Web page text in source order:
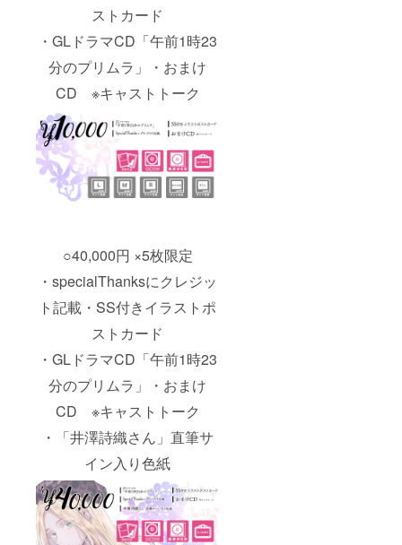
ストカード
・GLドラマCD「午前1時23
分のプリムラ」・おまけ
CD ※キャストトーク
○40,000円 ×5枚限定
・specialThanksにクレジッ
ト記載・SS付きイラストポ
ストカード
・GLドラマCD「午前1時23
分のプリムラ」・おまけ
CD ※キャストトーク
・「井澤詩織さん」直筆サ
イン入り色紙